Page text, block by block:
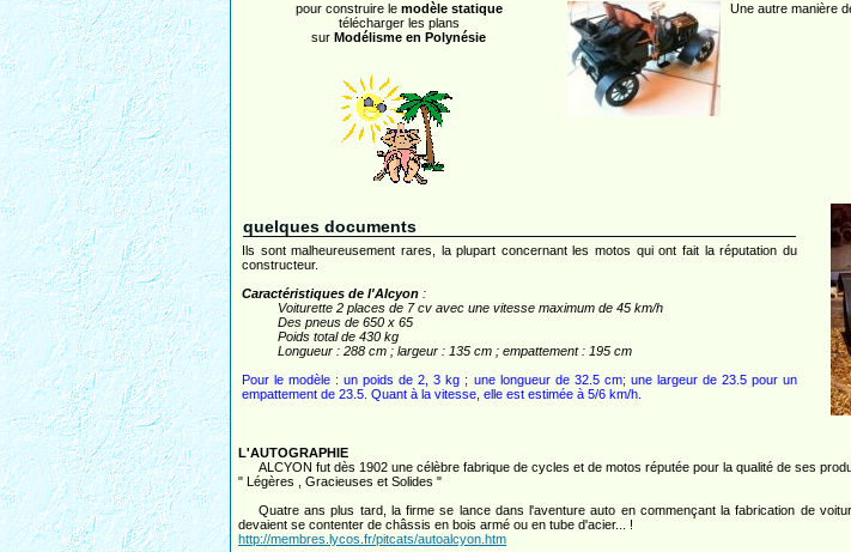
pour construire le modèle statique
télécharger les plans
sur Modélisme en Polynésie
Une autre manière
quelques documents
Ils sont malheureusement rares, la plupart concernant les motos qui ont fait la réputation du
constructeur.
Caractéristiques de l'Alcyon :
Voiturette 2 places de 7 cv avec une vitesse maximum de 45 km/h
Des pneus de 650 x 65
Poids total de 430 kg
Longueur : 288 cm ; largeur : 135 cm ; empattement : 195 cm
Pour le modèle : un poids de 2, 3 kg ; une longueur de 32.5 cm; une largeur de 23.5 pour un
empattement de 23.5. Quant à la vitesse, elle est estimée à 5/6 km/h.
L'AUTOGRAPHIE
ALCYON fut dès 1902 une célèbre fabrique de cycles et de motos réputée pour la qualité de ses
" Légères , Gracieuses et Solides "
Quatre ans plus tard, la firme se lance dans l'aventure auto en commençant la fabrication de
devaient se contenter de châssis en bois armé ou en tube d'acier... !
http://membres.lycos.fr/pitcats/autoalcyon.htm